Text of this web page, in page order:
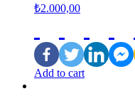
₺2.000,00
Add to cart